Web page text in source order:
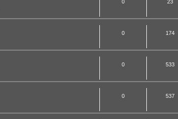
0 23
0 174
0 533
0 537